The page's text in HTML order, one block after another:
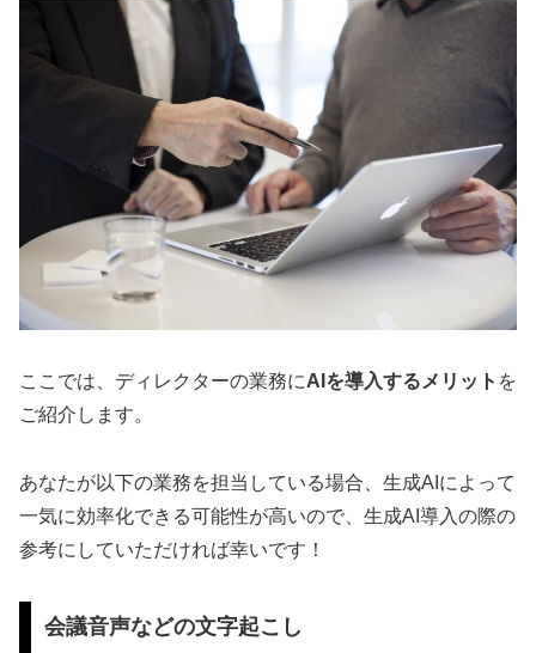
ここでは、ディレクターの業務にAIを導入するメリット を
ご紹介します。
あなたが以下の業務を担当している場合、生成AIによって
一気に効率化できる可能性が高いので、生成AI導入の際の
参考にしていただければ幸いです！
会議音声などの文字起こし